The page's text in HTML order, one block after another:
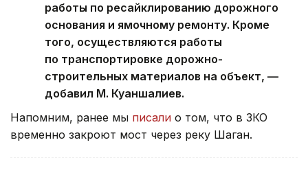
работы по ресайклированию дорожного
основания и ямочному ремонту. Кроме
того, осуществляются работы
по транспортировке дорожно-
строительных материалов на объект, —
добавил М. Куаншалиев.
Напомним, ранее мы писали о том, что в ЗКО
временно закроют мост через реку Шаган.